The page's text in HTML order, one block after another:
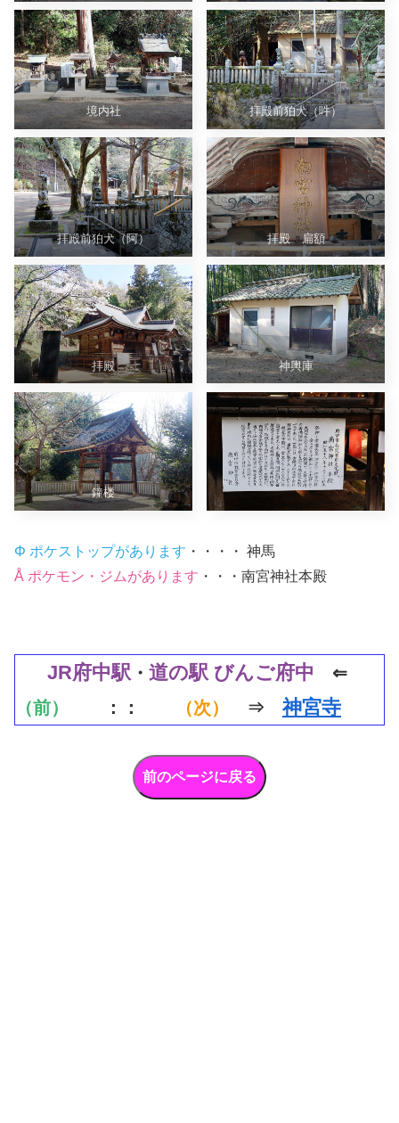
境内社 拝殿前狛犬（吽）
拝殿前狛犬（阿） 拝殿 扁額
拝殿 神輿庫
鐘楼
Φ ポケストップがあります ・・・・ 神馬
Å ポケモン・ジムがあります ・・・南宮神社本殿
JR府中駅 ・ 道の駅 びんご府中 ⇐
（前）
：： （次） ⇒神宮寺